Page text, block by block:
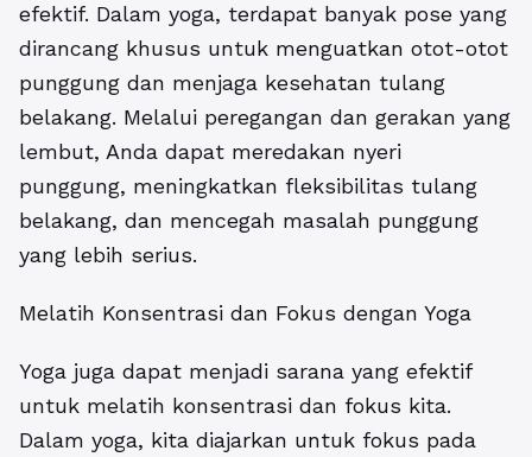
efektif. Dalam yoga, terdapat banyak pose yang
dirancang khusus untuk menguatkan otot-otot
punggung dan menjaga kesehatan tulang
belakang. Melalui peregangan dan gerakan yang
lembut, Anda dapat meredakan nyeri
punggung, meningkatkan fleksibilitas tulang
belakang, dan mencegah masalah punggung
yang lebih serius.
Melatih Konsentrasi dan Fokus dengan Yoga
Yoga juga dapat menjadi sarana yang efektif
untuk melatih konsentrasi dan fokus kita.
Dalam yoga, kita diajarkan untuk fokus pada